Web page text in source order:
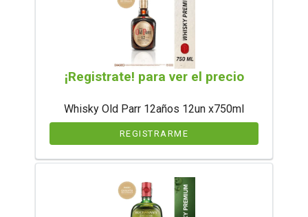
¡Registrate! para ver el precio
Whisky Old Parr 12años 12un x750ml
REGISTRARME